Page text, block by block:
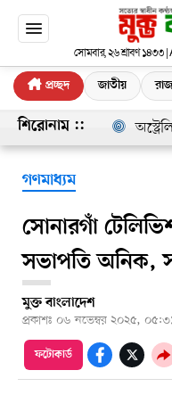
সোমবার, ২৬ শ্রাবণ
প্রচ্ছদ জাতীয়
শিরোনাম ::
গণমাধ্যম
সোনারগাঁ
সভাপতি অনিক,
মুক্ত বাংলাদেশ
প্রকাশঃ ০৬ নভেম্বর ২০২৫,
ফটোকার্ড